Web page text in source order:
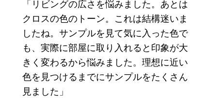
「リビングの広さを悩みました。あとは
クロスの色のトーン。これは結構迷いま
したね。サンプルを見て気に入った色で
も、実際に部屋に取り入れると印象が大
きく変わるから悩みました。理想に近い
色を見つけるまでにサンプルをたくさん
見ました」